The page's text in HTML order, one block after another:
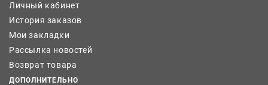
Личный кабинет
История заказов
Мои закладки
Рассылка новостей
Возврат товара
ДОПОЛНИТЕЛЬНО